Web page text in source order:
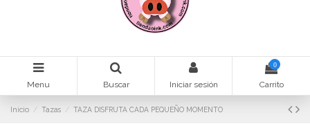
Menu Buscar Iniciar sesión
0
Carrito
Inicio Tazas TAZA DISFRUTA CADA PEQUEÑO MOMENTO